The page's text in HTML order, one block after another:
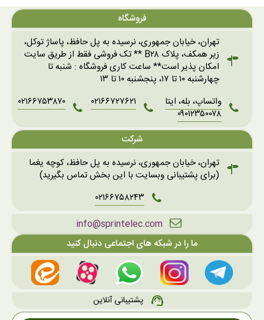
فروشگاه
تهران، خیابان جمهوری، نرسیده به پل حافظ، پاساژ توکل،
زیر همکف، پلاک B۲۸ ** تک فروشی فقط از طریق سایت
امکان پذیر است** ساعت کاری فروشگاه : شنبه تا
چهارشنبه ۱۰ تا ۱۷، پنجشنبه ۱۰ تا ۱۳
واتساپ، بله، ایتا
۰۹۰۱۲۳۵۰۰۷۸
۰۲۱۶۶۷۲۷۶۲۱ ۰۲۱۶۶۷۵۳۸۷۰
شرکت
تهران، خیابان جمهوری، نرسیده به پل حافظ، کوچه یغما
(برای پشتیبانی وبسایت با این بخش تماس بگیرید)
۰۲۱۶۶۷۵۸۲۴۳
info@sprintelec.com
ما را در شبکه های اجتماعی دنبال کنید
support_agent
پشتیبانی آنلاین